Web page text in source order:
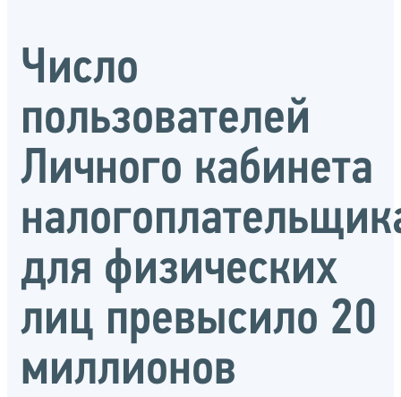
Число
пользователей
Личного кабинета
для физических
лиц превысило 20
миллионов